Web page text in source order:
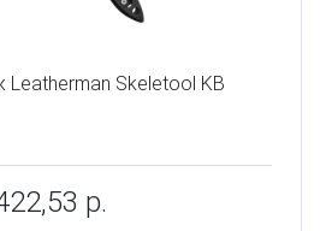
Leatherman Skeletool KB
р.